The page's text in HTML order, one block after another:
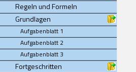
Regeln und Formeln
Grundlagen
Aufgabenblatt 1
Aufgabenblatt 2
Aufgabenblatt 3
Fortgeschritten